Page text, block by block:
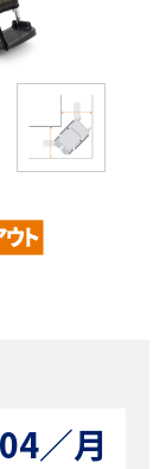
／月